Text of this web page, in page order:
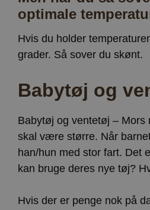
optimale
Hvis du holder
grader. Så sover du skønt.
Babytøj og
Babytøj og ventetøj – Mors
skal være større. Når
han/hun med stor fart. Det
kan bruge deres nye tøj?
Hvis der er penge nok på